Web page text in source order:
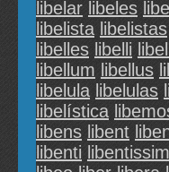
libelar libeles
libelista libelistas
libelles libelli
libellum libellus
libelula libelulas
libelística
libens libent
libenti